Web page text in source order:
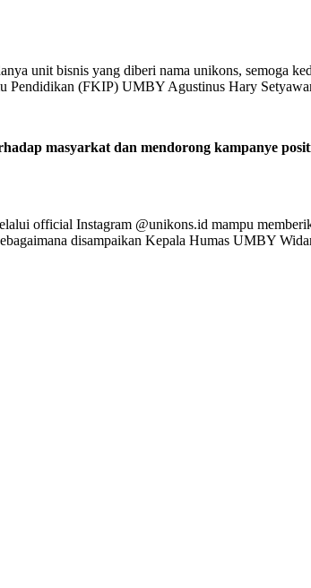
unit bisnis yang diberi nama unikons, semoga
Pendidikan (FKIP) UMBY Agustinus Hary
masyarkat dan mendorong kampanye
official Instagram @unikons.id mampu
disampaikan Kepala Humas UMBY